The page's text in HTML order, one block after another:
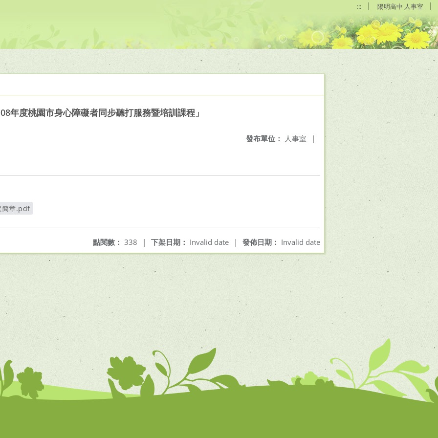
::: 陽明高中 人事室
年度桃園市身心障礙者同步聽打服務暨培訓課程」
發布單位： 人事室 |
簡章.pdf
發佈日期： Invalid date
下架日期： Invalid date |
點閱數： 338 |